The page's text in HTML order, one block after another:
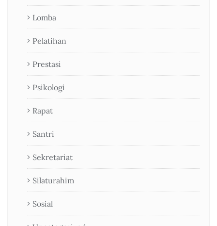
Lomba
Pelatihan
Prestasi
Psikologi
Rapat
Santri
Sekretariat
Silaturahim
Sosial